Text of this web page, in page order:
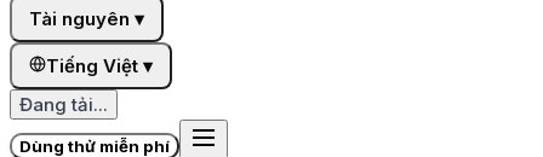
Tài nguyên ▾
Tiếng Việt ▾
Đang tải...
Dùng thử miễn phí